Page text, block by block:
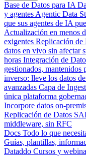
Base de Datos para IA
y agentes Agentic Data
que sus agentes de IA
Actualización en menos
exigentes Replicación de
datos en vivo sin afectar
horas Integración de
gestionados, mantenidos
inverso: lleve los datos
avanzadas Capa de
única plataforma
Incorpore datos on-
Replicación de Datos
middleware, sin RFC
Docs Todo lo que
Guías, plantillas,
Dataddo Cursos y